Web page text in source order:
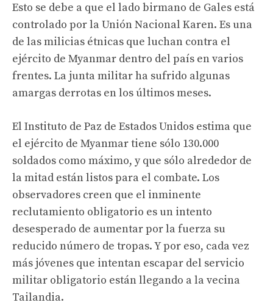
Esto se debe a que el lado birmano de Gales está
controlado por la Unión Nacional Karen. Es una
de las milicias étnicas que luchan contra el
ejército de Myanmar dentro del país en varios
frentes. La junta militar ha sufrido algunas
amargas derrotas en los últimos meses.
El Instituto de Paz de Estados Unidos estima que
el ejército de Myanmar tiene sólo 130.000
soldados como máximo, y que sólo alrededor de
la mitad están listos para el combate. Los
observadores creen que el inminente
reclutamiento obligatorio es un intento
desesperado de aumentar por la fuerza su
reducido número de tropas. Y por eso, cada vez
más jóvenes que intentan escapar del servicio
militar obligatorio están llegando a la vecina
Tailandia.